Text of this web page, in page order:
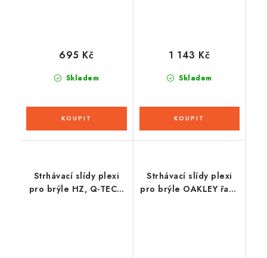
Skladem
695 Kč
Skladem
1 143 Kč
Strhávací slídy plexi
pro brýle HZ, Q-TECH
Strhávací slídy plexi
pro brýle OAKLEY řady